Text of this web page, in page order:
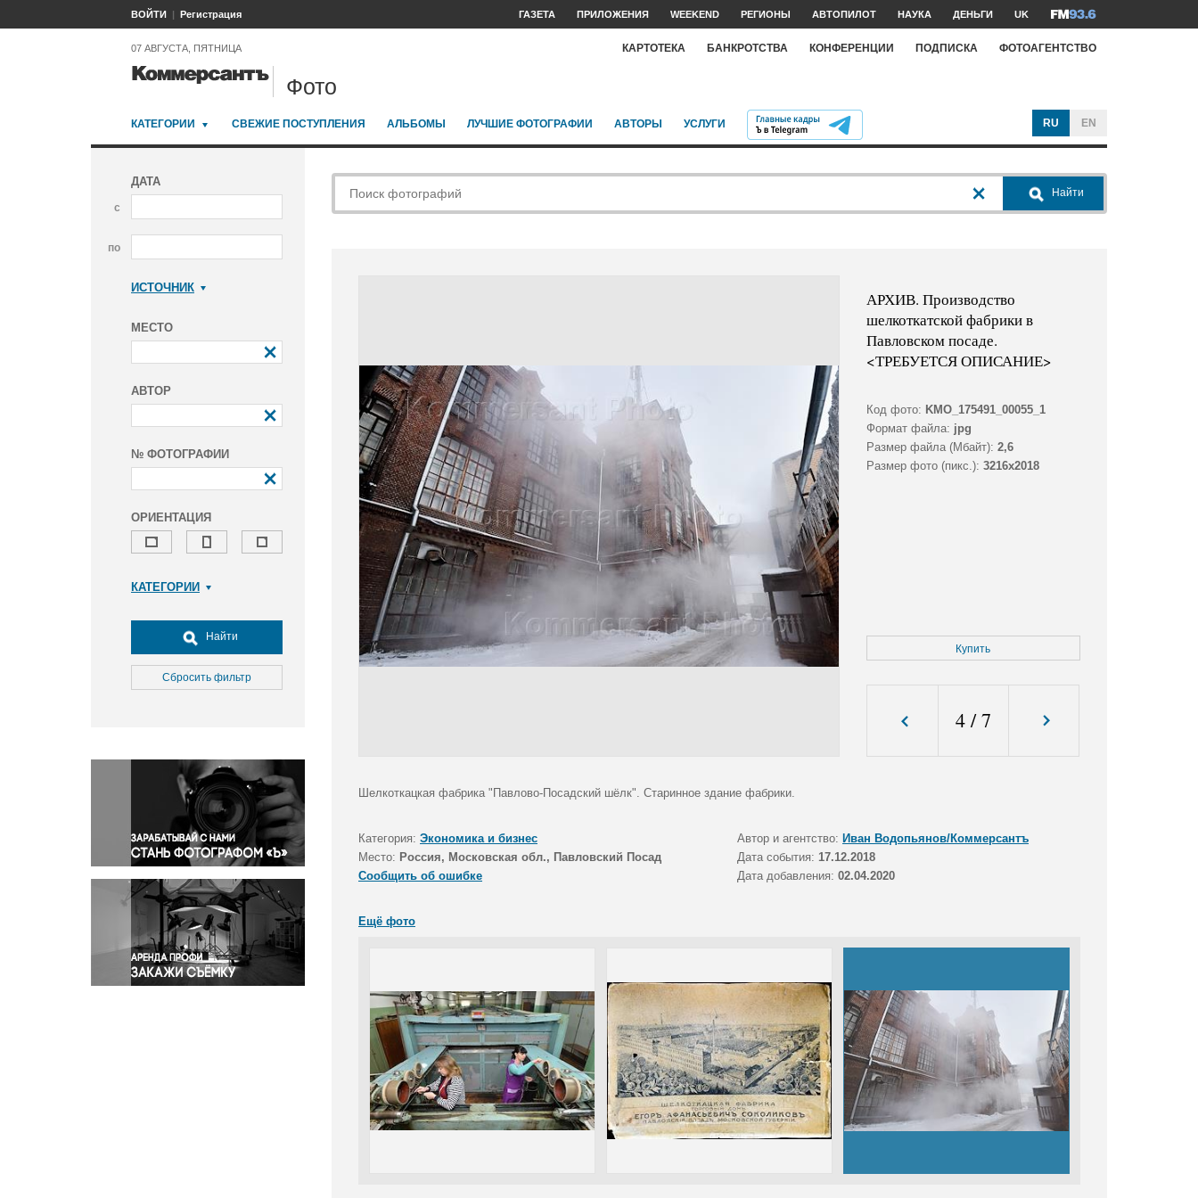
ВОЙТИ Регистрация ГАЗЕТА ПРИЛОЖЕНИЯ WEEKEND РЕГИОНЫ АВТОПИЛОТ НАУКА ДЕНЬГИ UK
07 АВГУСТА, ПЯТНИЦА КАРТОТЕКА БАНКРОТСТВА КОНФЕРЕНЦИИ ПОДПИСКА ФОТОАГЕНТСТВО
Фото
КАТЕГОРИИ СВЕЖИЕ ПОСТУПЛЕНИЯ АЛЬБОМЫ ЛУЧШИЕ ФОТОГРАФИИ АВТОРЫ УСЛУГИ RU EN
ДАТА
с
по
ИСТОЧНИК
МЕСТО
АВТОР
№ ФОТОГРАФИИ
ОРИЕНТАЦИЯ
КАТЕГОРИИ
Досуг, туризм и отдых
Культура
Медицина
Окружающая среда
Политика
Правосудие
Происшествия и конфликты
Религия
Светская жизнь
Спорт
Экология
Экономика и бизнес
Найти
Сбросить фильтр
Найти
АРХИВ. Производство
шелкоткатской фабрики в
Павловском посаде.
<ТРЕБУЕТСЯ ОПИСАНИЕ>
Код фото: KMO_175491_00055_1
Формат файла: jpg
Размер файла (Мбайт): 2,6
Размер фото (пикс.): 3216x2018
Купить
4/7
Шелкоткацкая фабрика "Павлово-Посадский шёлк". Старинное здание фабрики.
Категория: Экономика и бизнес Автор и агентство: Иван Водопьянов/Коммерсантъ
Место: Россия, Московская обл., Павловский Посад Дата события: 17.12.2018
Сообщить об ошибке
Дата добавления: 02.04.2020
Ещё фото